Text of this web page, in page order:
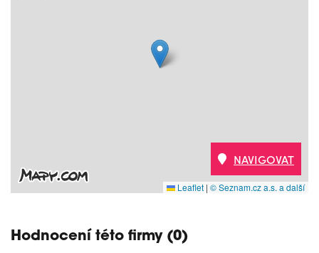
Leaflet | © Seznam.cz a.s. a další
NAVIGOVAT
Hodnocení této firmy (0)